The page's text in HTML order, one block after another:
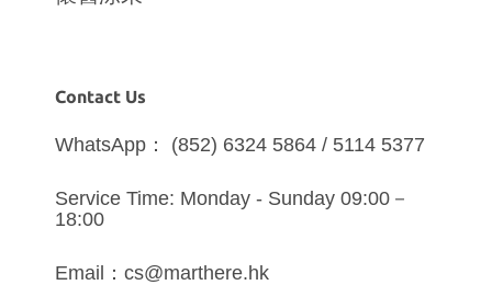
Contact Us
WhatsApp： (852) 6324 5864 / 5114 5377
Service Time: Monday - Sunday 09:00－
18:00
Email：cs@marthere.hk